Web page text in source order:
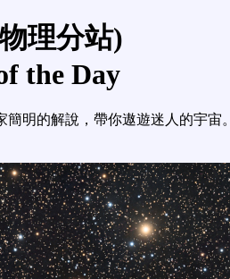
理分站)
the Day
明的解說，帶你遨遊迷人的宇宙。